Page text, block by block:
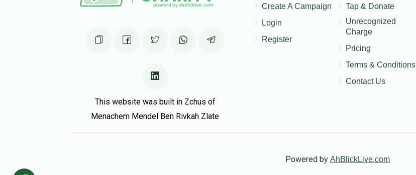
This website was built in Zchus of
Menachem Mendel Ben Rivkah Zlate
Create A Campaign
Login
Register
Tap & Donate
Unrecognized
Charge
Pricing
Terms & Conditions
Contact Us
Powered by AhBlickLive.com